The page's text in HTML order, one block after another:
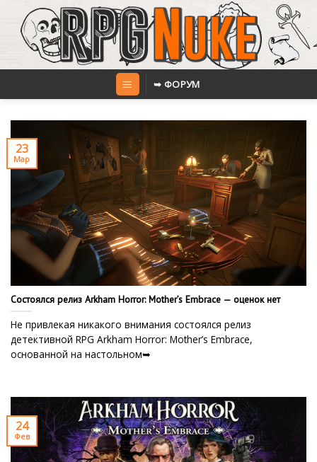
content
➥ ФОРУМ
Состоялся релиз Arkham Horror: Mother’s Embrace — оценок нет
Не привлекая никакого внимания состоялся релиз
детективной RPG Arkham Horror: Mother’s Embrace,
основанной на настольном➥
23
Мар
24
Фев